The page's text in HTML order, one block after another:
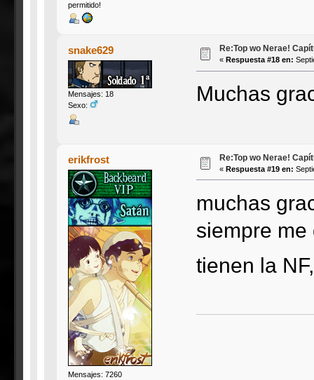
permitido!
snake629
Mensajes: 18
Sexo:
Re:Top wo Nerae!
« Respuesta #18 en:
Muchas
erikfrost
Mensajes: 7260
Re:Top wo Nerae!
« Respuesta #19 en:
muchas
siempre
tienen la